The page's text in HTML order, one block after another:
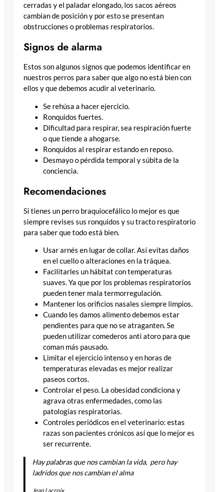
cerradas y el paladar elongado, los sacos aéreos
cambian de posición y por esto se presentan
obstrucciones o problemas respiratorios.
Signos de alarma
Estos son algunos signos que podemos identificar en
nuestros perros para saber que algo no está bien con
ellos y que debemos acudir al veterinario.
Se rehúsa a hacer ejercicio.
Ronquidos fuertes.
Dificultad para respirar, sea respiración fuerte
o que tiende a ahogarse.
Ronquidos al respirar estando en reposo.
Desmayo o pérdida temporal y súbita de la
conciencia.
Recomendaciones
Si tienes un perro braquiocefálico lo mejor es que
siempre revises sus ronquidos y su tracto respiratorio
para saber que todo está bien.
Usar arnés en lugar de collar. Así evitas daños
en el cuello o alteraciones en la tráquea.
Facilitarles un hábitat con temperaturas
suaves. Ya que por los problemas respiratorios
pueden tener mala termorregulación.
Mantener los orificios nasales siempre limpios.
Cuando les damos alimento debemos estar
pendientes para que no se atraganten. Se
pueden utilizar comederos anti atoro para que
coman más pausado.
Limitar el ejercicio intenso y en horas de
temperaturas elevadas es mejor realizar
paseos cortos.
Controlar el peso. La obesidad condiciona y
agrava otras enfermedades, como las
patologías respiratorias.
Controles periódicos en el veterinario: estas
razas son pacientes crónicos así que lo mejor es
ser recurrente.
Hay palabras que nos cambian la vida, pero hay
ladridos que nos cambian el alma
Jean Lacroix